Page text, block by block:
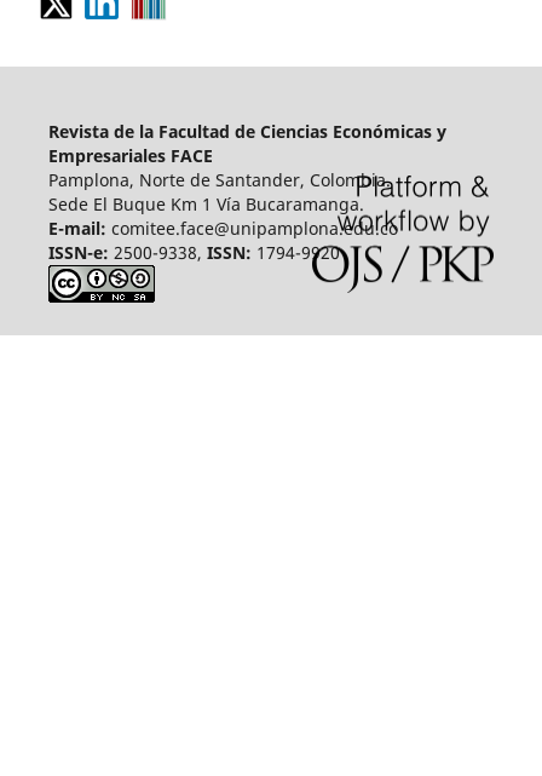
Revista de la Facultad de Ciencias Económicas y
Empresariales FACE
Pamplona, Norte de Santander, Colombia.
Sede El Buque Km 1 Vía Bucaramanga.
E-mail: comitee.face@unipamplona.edu.co
ISSN-e: 2500-9338, ISSN: 1794-9920